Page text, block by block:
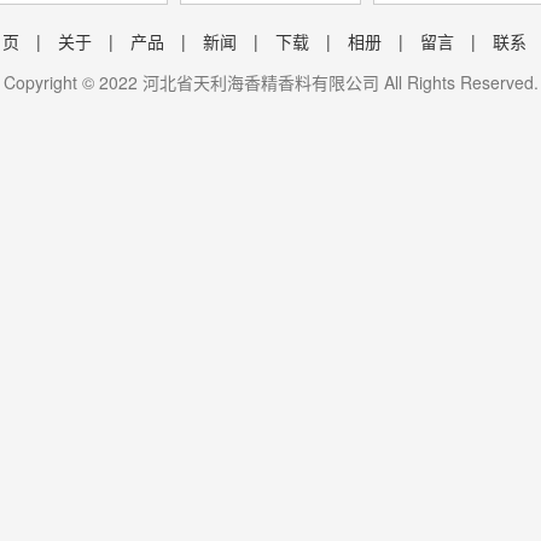
| 关于 | 产品 | 新闻 | 下载 | 相册 | 留言 |
联系
Copyright © 2022 河北省天利海香精香料有限公司 All Rights Reserved.